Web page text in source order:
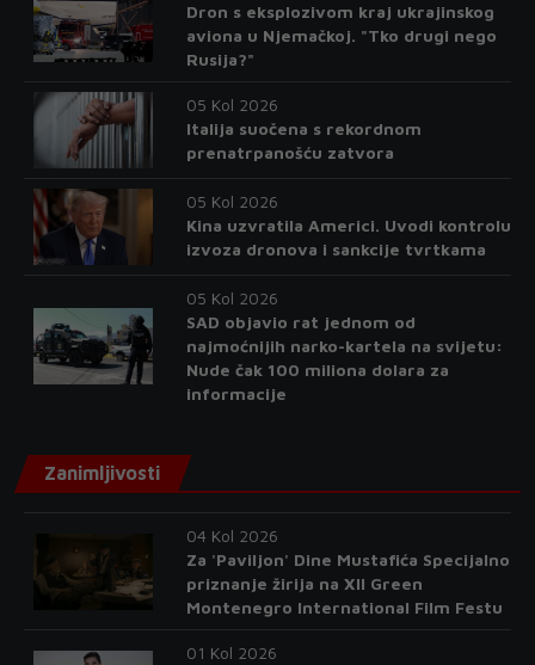
Dron s eksplozivom kraj ukrajinskog
aviona u Njemačkoj. "Tko drugi nego
Rusija?"
05 Kol 2026
Italija suočena s rekordnom
prenatrpanošću zatvora
05 Kol 2026
Kina uzvratila Americi. Uvodi kontrolu
izvoza dronova i sankcije tvrtkama
05 Kol 2026
SAD objavio rat jednom od
najmoćnijih narko-kartela na svijetu:
Nude čak 100 miliona dolara za
informacije
Zanimljivosti
04 Kol 2026
Za 'Paviljon' Dine Mustafića Specijalno
priznanje žirija na XII Green
Montenegro International Film Festu
01 Kol 2026